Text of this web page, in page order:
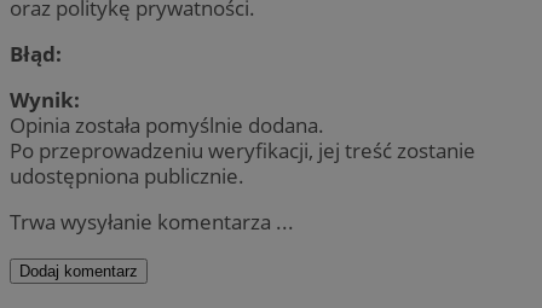
oraz politykę prywatności.
Błąd:
Wynik:
Opinia została pomyślnie dodana.
Po przeprowadzeniu weryfikacji, jej treść zostanie
udostępniona publicznie.
Trwa wysyłanie komentarza ...
Dodaj komentarz